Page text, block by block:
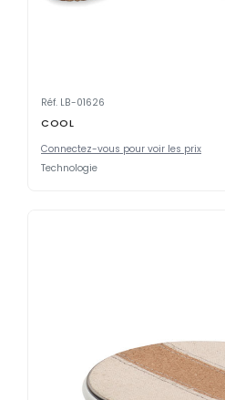
Réf. LB-01626
COOL
Connectez-vous pour voir les prix
Technologie